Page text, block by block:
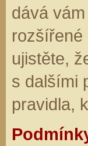
dává
rozšířené
ujistěte,
s dalšími
pravidla,